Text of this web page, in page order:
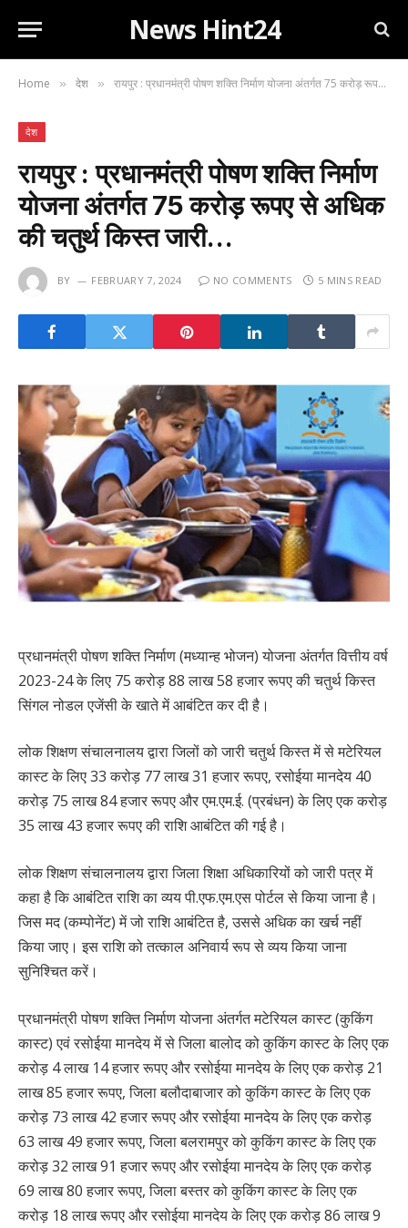
News Hint24
Home » देश » रायपुर : प्रधानमंत्री पोषण शक्ति निर्माण योजना अंतर्गत 75 करोड़ रूपए से अधिक की चतुर्थ किस्त जारी…
देश
रायपुर : प्रधानमंत्री पोषण शक्ति निर्माण
योजना अंतर्गत 75 करोड़ रूपए से अधिक
की चतुर्थ किस्त जारी…
BY FEBRUARY 7, 2024 NO COMMENTS 5 MINS READ
प्रधानमंत्री पोषण शक्ति निर्माण (मध्यान्ह भोजन) योजना अंतर्गत वित्तीय वर्ष
2023-24 के लिए 75 करोड़ 88 लाख 58 हजार रूपए की चतुर्थ किस्त
सिंगल नोडल एजेंसी के खाते में आबंटित कर दी है।
लोक शिक्षण संचालनालय द्वारा जिलों को जारी चतुर्थ किस्त में से मटेरियल
कास्ट के लिए 33 करोड़ 77 लाख 31 हजार रूपए, रसोईया मानदेय 40
करोड़ 75 लाख 84 हजार रूपए और एम.एम.ई. (प्रबंधन) के लिए एक करोड़
35 लाख 43 हजार रूपए की राशि आबंटित की गई है।
लोक शिक्षण संचालनालय द्वारा जिला शिक्षा अधिकारियों को जारी पत्र में
कहा है कि आबंटित राशि का व्यय पी.एफ.एम.एस पोर्टल से किया जाना है।
जिस मद (कम्पोनेंट) में जो राशि आबंटित है, उससे अधिक का खर्च नहीं
किया जाए। इस राशि को तत्काल अनिवार्य रूप से व्यय किया जाना
सुनिश्चित करें।
प्रधानमंत्री पोषण शक्ति निर्माण योजना अंतर्गत मटेरियल कास्ट (कुकिंग
कास्ट) एवं रसोईया मानदेय में से जिला बालोद को कुकिंग कास्ट के लिए एक
करोड़ 4 लाख 14 हजार रूपए और रसोईया मानदेय के लिए एक करोड़ 21
लाख 85 हजार रूपए, जिला बलौदाबाजार को कुकिंग कास्ट के लिए एक
करोड़ 73 लाख 42 हजार रूपए और रसोईया मानदेय के लिए एक करोड़
63 लाख 49 हजार रूपए, जिला बलरामपुर को कुकिंग कास्ट के लिए एक
करोड़ 32 लाख 91 हजार रूपए और रसोईया मानदेय के लिए एक करोड़
69 लाख 80 हजार रूपए, जिला बस्तर को कुकिंग कास्ट के लिए एक
करोड़ 18 लाख रूपए और रसोईया मानदेय के लिए एक करोड़ 86 लाख 9